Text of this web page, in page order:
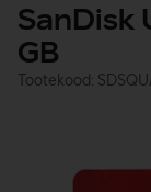
SanDisk
GB
Tootekood: